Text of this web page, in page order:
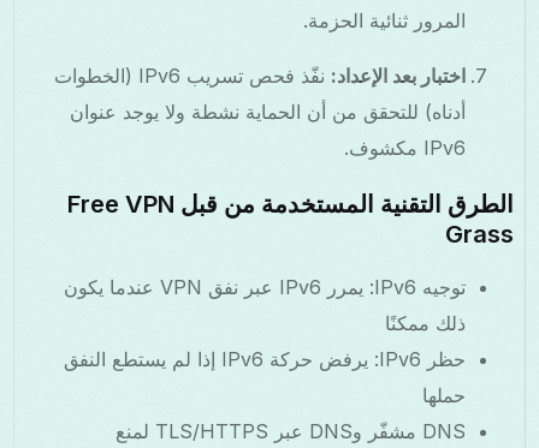
المرور ثنائية الحزمة.
اختبار بعد الإعداد:
نفّذ فحص تسريب IPv6 (الخطوات
أدناه) للتحقق من أن الحماية نشطة ولا يوجد عنوان
IPv6 مكشوف.
الطرق التقنية المستخدمة من قبل Free VPN
Grass
توجيه IPv6: يمرر IPv6 عبر نفق VPN عندما يكون
ذلك ممكنًا
حظر IPv6: يرفض حركة IPv6 إذا لم يستطع النفق
حملها
DNS مشفّر وDNS عبر TLS/HTTPS لمنع